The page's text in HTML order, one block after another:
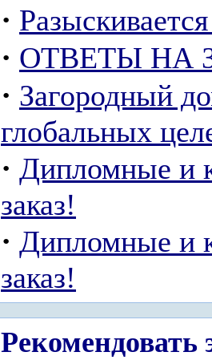
·
· ОТВЕТЫ НА
· Загородный
глобальных
· Дипломные и
заказ!
· Дипломные и
заказ!
Рекомендовать